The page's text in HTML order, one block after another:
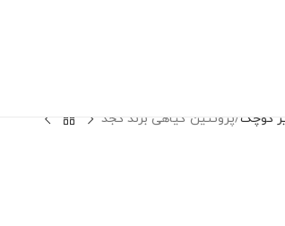
کوچک پروتئین گیاهی برند کجد